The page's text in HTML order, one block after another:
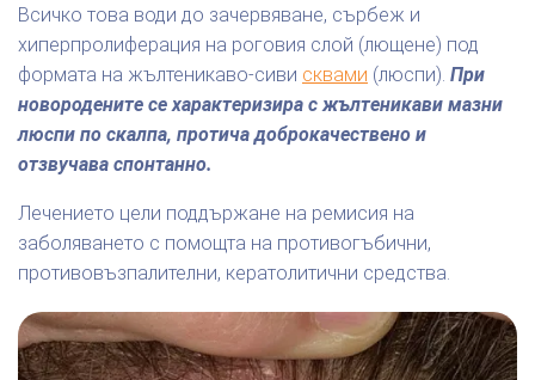
Всичко това води до зачервяване, сърбеж и
хиперпролиферация на роговия слой (лющене) под
формата на жълтеникаво-сиви сквами (люспи). При
новородените се характеризира с жълтеникави мазни
люспи по скалпа, протича доброкачествено и
отзвучава спонтанно.
Лечението цели поддържане на ремисия на
заболяването с помощта на противогъбични,
противовъзпалителни, кератолитични средства.